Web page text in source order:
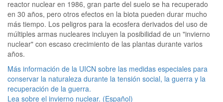
reactor nuclear en 1986, gran parte del suelo se ha recuperado
en 30 años, pero otros efectos en la biota pueden durar mucho
más tiempo. Los peligros para la ecosfera derivados del uso de
múltiples armas nucleares incluyen la posibilidad de un "invierno
nuclear" con escaso crecimiento de las plantas durante varios
años.
Más información de la UICN sobre las medidas especiales para
conservar la naturaleza durante la tensión social, la guerra y la
recuperación de la guerra.
Lea sobre el invierno nuclear. (Español)